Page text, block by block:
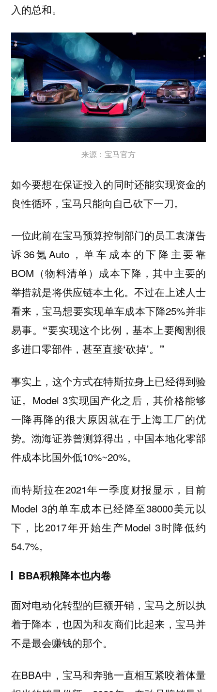
入的总和。
来源：宝马官方
如今要想在保证投入的同时还能实现资金的
良性循环，宝马只能向自己砍下一刀。
一位此前在宝马预算控制部门的员工袁潇告
诉36氪Auto，单车成本的下降主要靠
BOM（物料清单）成本下降，其中主要的
举措就是将供应链本土化。不过在上述人士
看来，宝马想要实现单车成本下降25%并非
易事。 “要实现这个比例，基本上要阉割很
多进口零部件，甚至直接‘砍掉’。”
事实上，这个方式在特斯拉身上已经得到验
证。Model 3实现国产化之后，其价格能够
一降再降的很大原因就在于上海工厂的优
势。渤海证券曾测算得出，中国本地化零部
件成本比国外低10%~20%。
而特斯拉在2021年一季度财报显示，目前
Model 3的单车成本已经降至38000美元以
下，比2017年开始生产Model 3时降低约
54.7%。
BBA积粮降本也内卷
面对电动化转型的巨额开销，宝马之所以执
着于降本，也因为和友商们比起来，宝马并
不是最会赚钱的那个。
在BBA中，宝马和奔驰一直相互紧咬着体量